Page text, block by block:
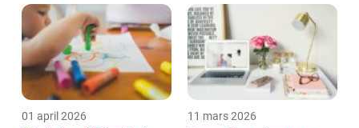
01 april 2026 11 mars 2026